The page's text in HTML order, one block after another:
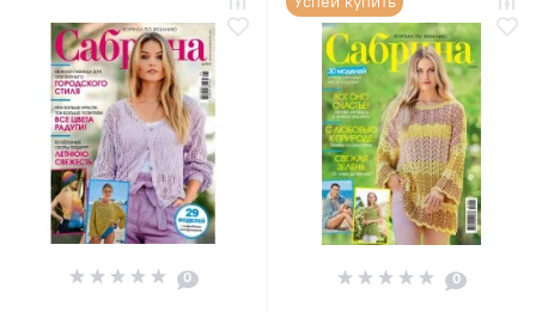
0 0